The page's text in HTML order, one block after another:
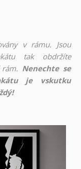
v rámu. Jsou
tak obdržíte
Nenechte se
je vskutku